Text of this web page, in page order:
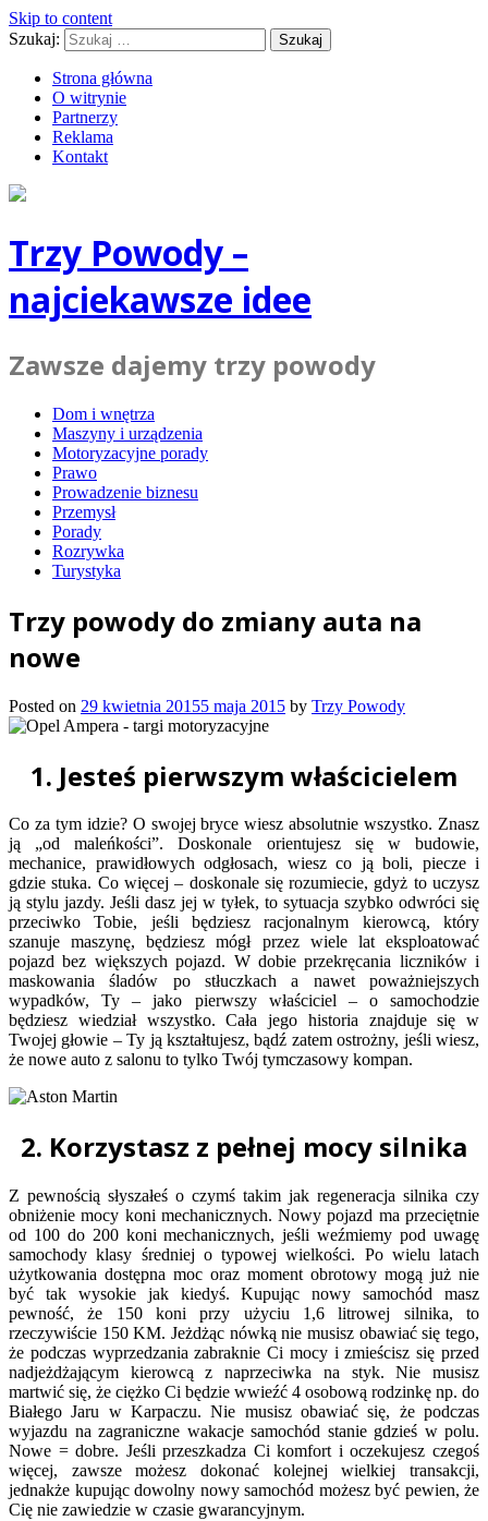
Skip to content
Szukaj:
Strona główna
O witrynie
Partnerzy
Reklama
Kontakt
Trzy Powody –
najciekawsze idee
Zawsze dajemy trzy powody
Dom i wnętrza
Maszyny i urządzenia
Motoryzacyjne porady
Prawo
Prowadzenie biznesu
Przemysł
Porady
Rozrywka
Turystyka
Trzy powody do zmiany auta na
nowe
Posted on 29 kwietnia 20155 maja 2015 by Trzy Powody
1. Jesteś pierwszym właścicielem
Co za tym idzie? O swojej bryce wiesz absolutnie wszystko. Znasz
ją „od maleńkości”. Doskonale orientujesz się w budowie,
mechanice, prawidłowych odgłosach, wiesz co ją boli, piecze i
gdzie stuka. Co więcej – doskonale się rozumiecie, gdyż to uczysz
ją stylu jazdy. Jeśli dasz jej w tyłek, to sytuacja szybko odwróci się
przeciwko Tobie, jeśli będziesz racjonalnym kierowcą, który
szanuje maszynę, będziesz mógł przez wiele lat eksploatować
pojazd bez większych pojazd. W dobie przekręcania liczników i
maskowania śladów po stłuczkach a nawet poważniejszych
wypadków, Ty – jako pierwszy właściciel – o samochodzie
będziesz wiedział wszystko. Cała jego historia znajduje się w
Twojej głowie – Ty ją kształtujesz, bądź zatem ostrożny, jeśli wiesz,
że nowe auto z salonu to tylko Twój tymczasowy kompan.
2. Korzystasz z pełnej mocy silnika
Z pewnością słyszałeś o czymś takim jak regeneracja silnika czy
obniżenie mocy koni mechanicznych. Nowy pojazd ma przeciętnie
od 100 do 200 koni mechanicznych, jeśli weźmiemy pod uwagę
samochody klasy średniej o typowej wielkości. Po wielu latach
użytkowania dostępna moc oraz moment obrotowy mogą już nie
być tak wysokie jak kiedyś. Kupując nowy samochód masz
pewność, że 150 koni przy użyciu 1,6 litrowej silnika, to
rzeczywiście 150 KM. Jeżdżąc nówką nie musisz obawiać się tego,
że podczas wyprzedzania zabraknie Ci mocy i zmieścisz się przed
nadjeżdżającym kierowcą z naprzeciwka na styk. Nie musisz
martwić się, że ciężko Ci będzie wwieźć 4 osobową rodzinkę np. do
Białego Jaru w Karpaczu. Nie musisz obawiać się, że podczas
wyjazdu na zagraniczne wakacje samochód stanie gdzieś w polu.
Nowe = dobre. Jeśli przeszkadza Ci komfort i oczekujesz czegoś
więcej, zawsze możesz dokonać kolejnej wielkiej transakcji,
jednakże kupując dowolny nowy samochód możesz być pewien, że
Cię nie zawiedzie w czasie gwarancyjnym.